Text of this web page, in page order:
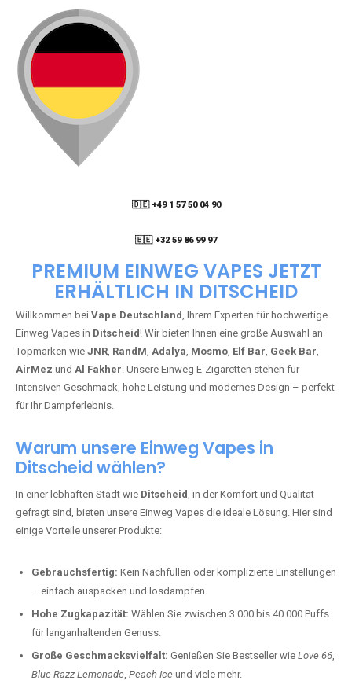
🇩🇪 +49 1 57 50 04 90
🇧🇪 +32 59 86 99 97
PREMIUM EINWEG VAPES JETZT
ERHÄLTLICH IN DITSCHEID
Willkommen bei Vape Deutschland, Ihrem Experten für hochwertige
Einweg Vapes in Ditscheid! Wir bieten Ihnen eine große Auswahl an
Topmarken wie JNR, RandM, Adalya, Mosmo, Elf Bar, Geek Bar,
AirMez und Al Fakher. Unsere Einweg E-Zigaretten stehen für
intensiven Geschmack, hohe Leistung und modernes Design – perfekt
für Ihr Dampferlebnis.
Warum unsere Einweg Vapes in
Ditscheid wählen?
In einer lebhaften Stadt wie Ditscheid, in der Komfort und Qualität
gefragt sind, bieten unsere Einweg Vapes die ideale Lösung. Hier sind
einige Vorteile unserer Produkte:
Gebrauchsfertig: Kein Nachfüllen oder komplizierte Einstellungen
– einfach auspacken und losdampfen.
Hohe Zugkapazität: Wählen Sie zwischen 3.000 bis 40.000 Puffs
für langanhaltenden Genuss.
Große Geschmacksvielfalt: Genießen Sie Bestseller wie Love 66,
Blue Razz Lemonade, Peach Ice und viele mehr.